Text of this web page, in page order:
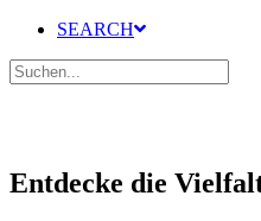
SEARCH
Entdecke die